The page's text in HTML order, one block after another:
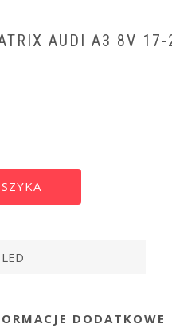
AUDI A3 8V
DODATKOWE